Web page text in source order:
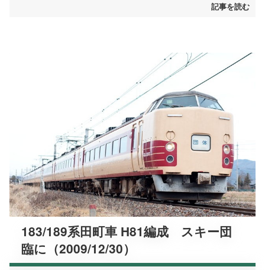
記事を読む
183/189系田町車 H81編成 スキー団
臨に（2009/12/30）